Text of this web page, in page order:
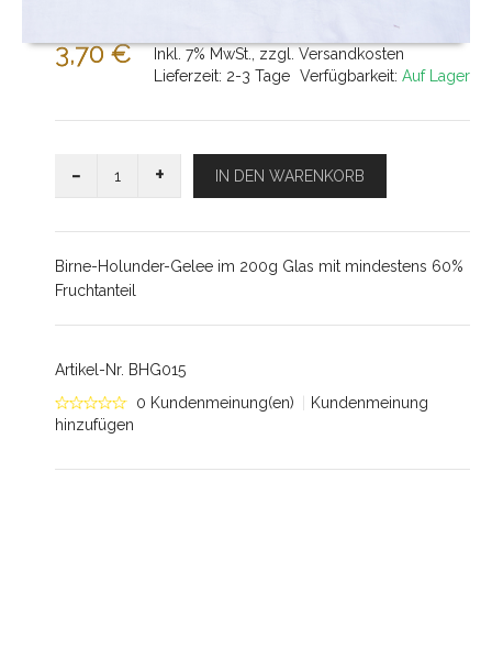
3,70 € Inkl. 7% MwSt. zzgl. Versandkosten
Verfügbarkeit: Auf Lager
Lieferzeit: 2-3 Tage
- + IN DEN WARENKORB
Birne-Holunder-Gelee im 200g Glas mit mindestens 60%
Fruchtanteil
Artikel-Nr. BHG015
0 Kundenmeinung(en)
Kundenmeinung
hinzufügen